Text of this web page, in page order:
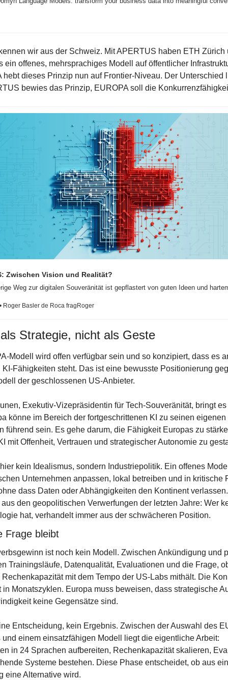
wir aus der Schweiz. Mit APERTUS haben ETH Zürich
ein offenes, mehrsprachiges Modell auf öffentlicher
hebt dieses Prinzip nun auf Frontier-Niveau. Der Unterschied
bewies das Prinzip, EUROPA soll die
Zwischen Vision und Realität?
Weg zur digitalen Souveränität ist gepflastert von guten Ideen und
Roger Basler de Roca fragRoger
Strategie, nicht als Geste
Modell wird offen verfügbar sein und so konzipiert, dass es
Fähigkeiten steht. Das ist eine bewusste Positionierung
der geschlossenen US-Anbieter.
Exekutiv-Vizepräsidentin für Tech-Souveränität, bringt es
könne im Bereich der fortgeschrittenen KI zu seinen eigenen
führend sein. Es gehe darum, die Fähigkeit Europas zu
mit Offenheit, Vertrauen und strategischer Autonomie zu
kein Idealismus, sondern Industriepolitik. Ein offenes
Unternehmen anpassen, lokal betreiben und in kritische
dass Daten oder Abhängigkeiten den Kontinent
den geopolitischen Verwerfungen der letzten Jahre: Wer
hat, verhandelt immer aus der schwächeren Position.
Frage bleibt
ist noch kein Modell. Zwischen Ankündigung und
Trainingsläufe, Datenqualität, Evaluationen und die Frage,
mit dem Tempo der US-Labs mithält. Die
in Monatszyklen. Europa muss beweisen, dass strategische
keine Gegensätze sind.
Entscheidung, kein Ergebnis. Zwischen der Auswahl des
und einem einsatzfähigen Modell liegt die eigentliche Arbeit:
in 24 Sprachen aufbereiten, Rechenkapazität skalieren,
Systeme bestehen. Diese Phase entscheidet, ob aus
eine Alternative wird.